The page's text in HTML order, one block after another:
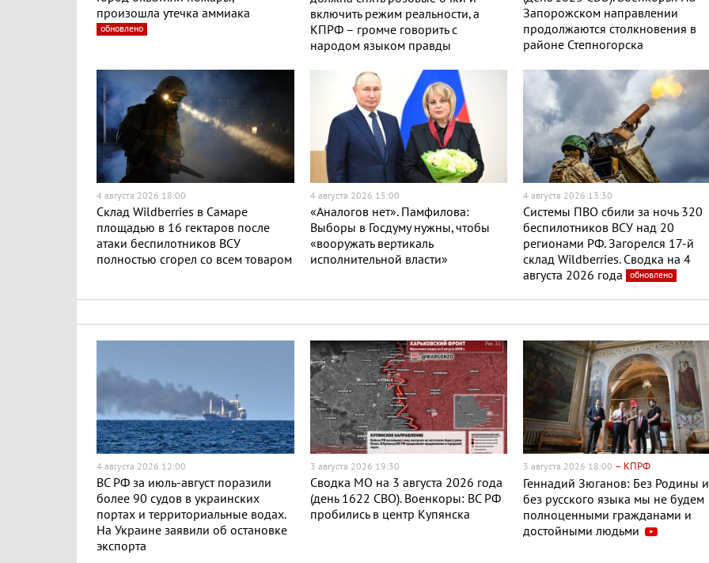
произошла утечка аммиака
обновлено
включить режим реальности, а
КПРФ – громче говорить с
народом языком правды
Запорожском направлении
продолжаются столкновения в
районе Степногорска
4 августа 2026 18:00
Склад Wildberries в Самаре
площадью в 16 гектаров после
атаки беспилотников ВСУ
полностью сгорел со всем товаром
4 августа 2026 15:00
«Аналогов нет». Памфилова:
Выборы в Госдуму нужны, чтобы
«вооружать вертикаль
исполнительной власти»
4 августа 2026 13:30
Системы ПВО сбили за ночь 320
беспилотников ВСУ над 20
регионами РФ. Загорелся 17-й
склад Wildberries. Сводка на 4
августа 2026 года
обновлено
4 августа 2026 12:00
ВС РФ за июль-август поразили
более 90 судов в украинских
портах и территориальные водах.
На Украине заявили об остановке
экспорта
3 августа 2026 19:30
Сводка МО на 3 августа 2026 года
(день 1622 СВО). Военкоры: ВС РФ
пробились в центр Купянска
3 августа 2026 18:00 – КПРФ
Геннадий Зюганов: Без Родины и
без русского языка мы не будем
полноценными гражданами и
достойными людьми